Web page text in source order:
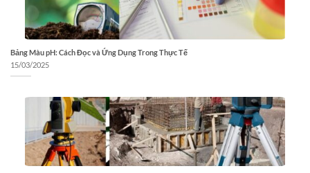
Bảng Màu pH: Cách Đọc và Ứng Dụng Trong Thực Tế
15/03/2025